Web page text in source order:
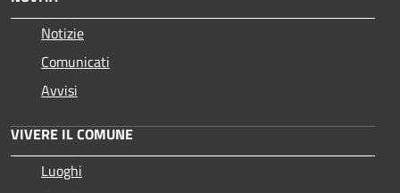
Notizie
Comunicati
Avvisi
VIVERE IL COMUNE
Luoghi